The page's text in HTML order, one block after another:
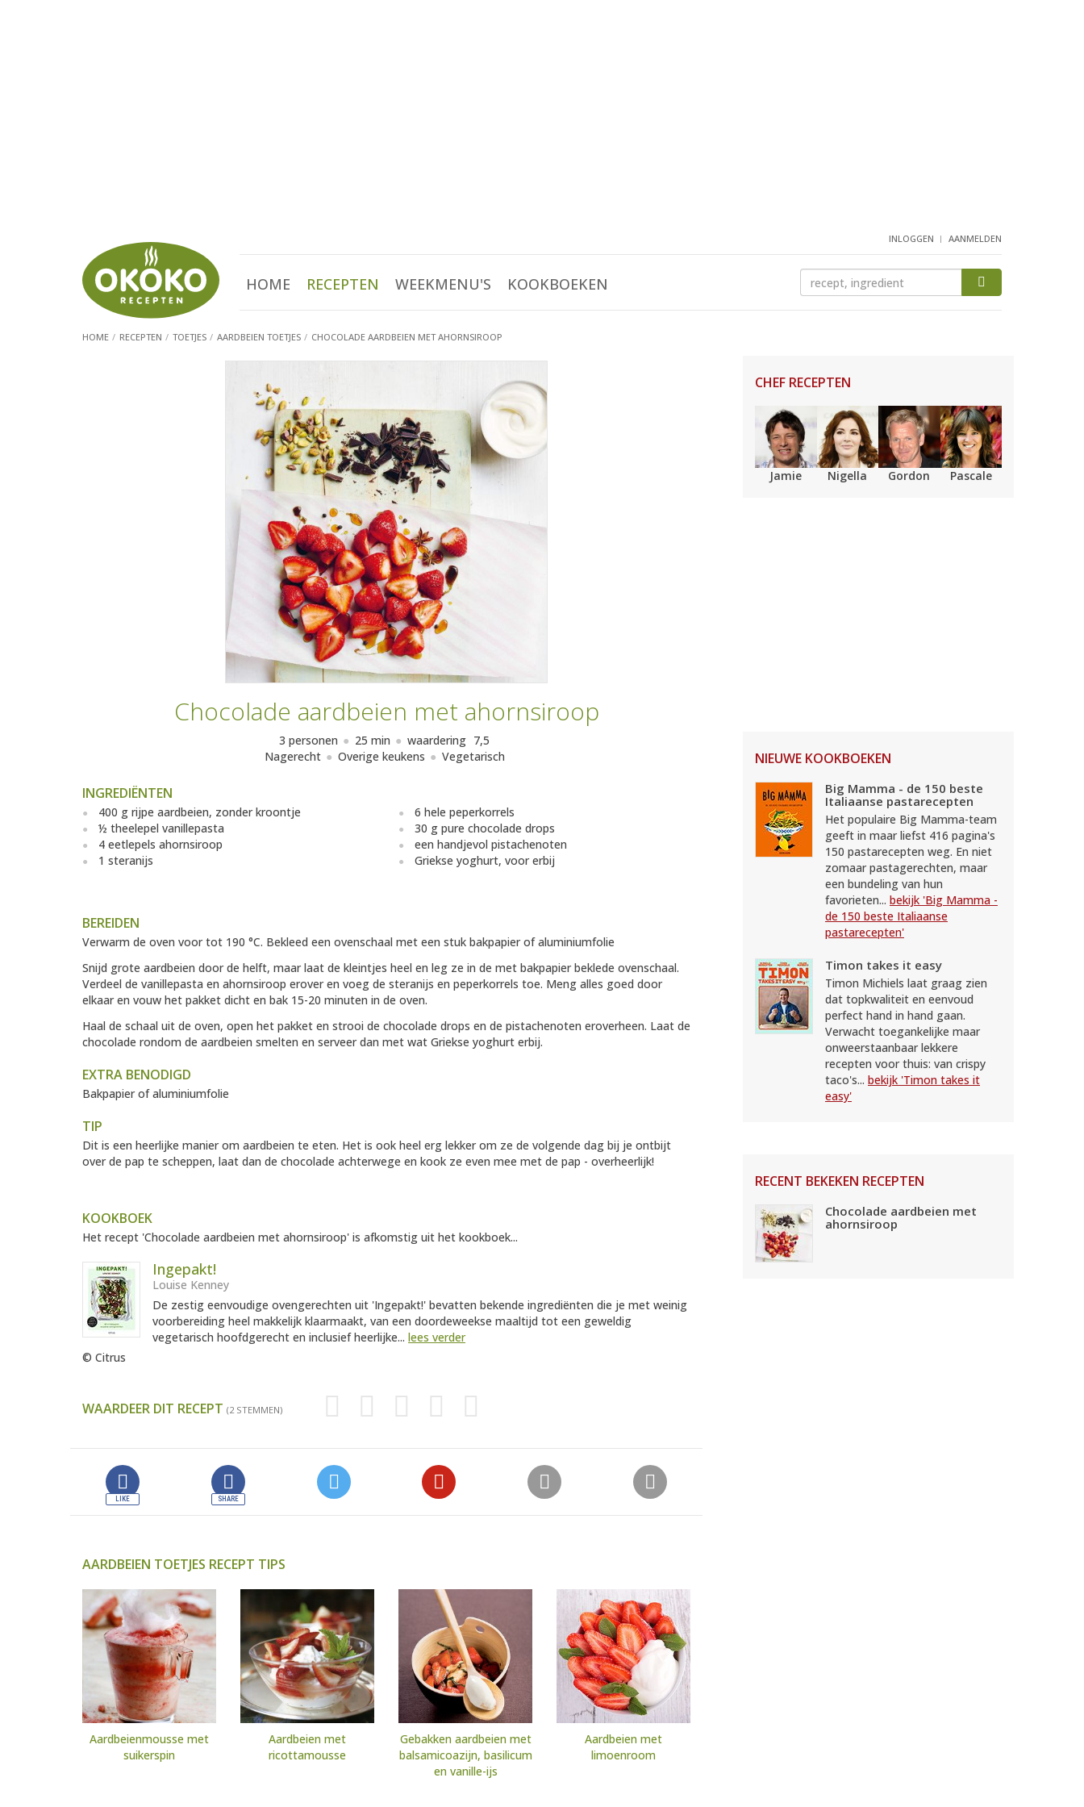
INLOGGEN AANMELDEN
HOME RECEPTEN WEEKMENU'S KOOKBOEKEN
HOME RECEPTEN TOETJES AARDBEIEN TOETJES CHOCOLADE AARDBEIEN MET AHORNSIROOP
Chocolade aardbeien met ahornsiroop
3 personen 25 min waardering 7,5
Nagerecht
Overige keukens Vegetarisch
INGREDIËNTEN
400 g rijpe aardbeien, zonder kroontje
½ theelepel vanillepasta
4 eetlepels ahornsiroop
1 steranijs
6 hele peperkorrels
30 g pure chocolade drops
een handjevol pistachenoten
Griekse yoghurt, voor erbij
BEREIDEN
Verwarm de oven voor tot 190 °C. Bekleed een ovenschaal met een stuk bakpapier of aluminiumfolie
Snijd grote aardbeien door de helft, maar laat de kleintjes heel en leg ze in de met bakpapier beklede ovenschaal.
Verdeel de vanillepasta en ahornsiroop erover en voeg de steranijs en peperkorrels toe. Meng alles goed door
elkaar en vouw het pakket dicht en bak 15-20 minuten in de oven.
Haal de schaal uit de oven, open het pakket en strooi de chocolade drops en de pistachenoten eroverheen. Laat de
chocolade rondom de aardbeien smelten en serveer dan met wat Griekse yoghurt erbij.
EXTRA BENODIGD
Bakpapier of aluminiumfolie
TIP
Dit is een heerlijke manier om aardbeien te eten. Het is ook heel erg lekker om ze de volgende dag bij je ontbijt
over de pap te scheppen, laat dan de chocolade achterwege en kook ze even mee met de pap - overheerlijk!
KOOKBOEK
Het recept 'Chocolade aardbeien met ahornsiroop' is afkomstig uit het kookboek...
Ingepakt!
Louise Kenney
De zestig eenvoudige ovengerechten uit 'Ingepakt!' bevatten bekende ingrediënten die je met weinig
voorbereiding heel makkelijk klaarmaakt, van een doordeweekse maaltijd tot een geweldig
vegetarisch hoofdgerecht en inclusief heerlijke... lees verder
© Citrus
WAARDEER DIT RECEPT (2 STEMMEN)
AARDBEIEN TOETJES RECEPT TIPS
Aardbeienmousse met
suikerspin
Aardbeien met
ricottamousse
Gebakken aardbeien met
balsamicoazijn, basilicum
en vanille-ijs
Aardbeien met
limoenroom
CHEF RECEPTEN
Jamie Nigella Gordon Pascale
NIEUWE KOOKBOEKEN
Big Mamma - de 150 beste
Italiaanse pastarecepten
Het populaire Big Mamma-team
geeft in maar liefst 416 pagina's
150 pastarecepten weg. En niet
zomaar pastagerechten, maar
een bundeling van hun
favorieten... bekijk 'Big Mamma -
de 150 beste Italiaanse
pastarecepten'
Timon takes it easy
Timon Michiels laat graag zien
dat topkwaliteit en eenvoud
perfect hand in hand gaan.
Verwacht toegankelijke maar
onweerstaanbaar lekkere
recepten voor thuis: van crispy
taco's... bekijk 'Timon takes it
easy'
RECENT BEKEKEN RECEPTEN
Chocolade aardbeien met
ahornsiroop